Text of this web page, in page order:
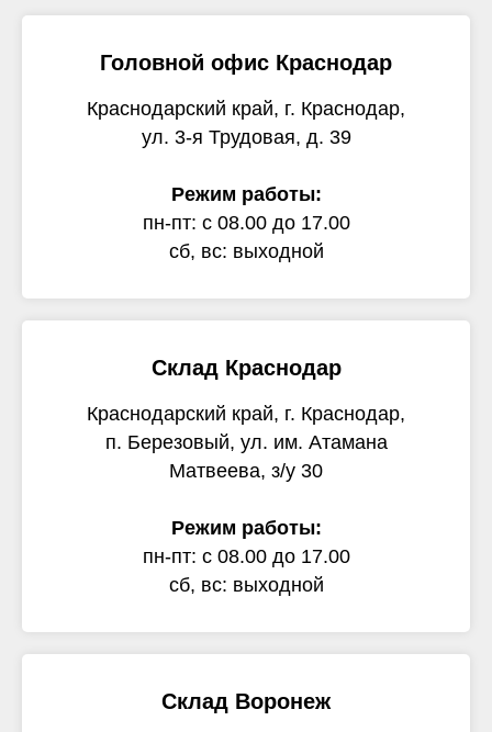
Головной офис Краснодар
Краснодарский край, г. Краснодар,
ул. 3-я Трудовая, д. 39
Режим работы:
пн-пт: с 08.00 до 17.00
сб, вс: выходной
Склад Краснодар
Краснодарский край, г. Краснодар,
п. Березовый, ул. им. Атамана
Матвеева, з/у 30
Режим работы:
пн-пт: с 08.00 до 17.00
сб, вс: выходной
Склад Воронеж